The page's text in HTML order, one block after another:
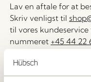
Lav en aftale for at
Skriv venligst til
til vores
nummeret +45 44 22